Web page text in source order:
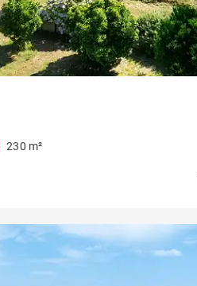
230 m²